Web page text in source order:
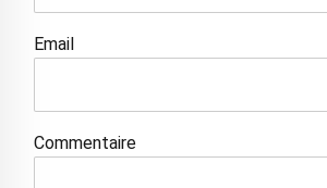
Email
Commentaire